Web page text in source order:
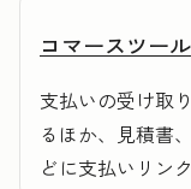
コマースツール
支払いの受け取
るほか、見積書
どに支払いリン